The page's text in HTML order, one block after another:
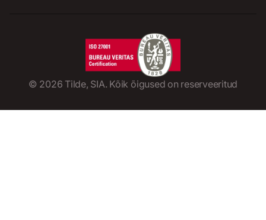
© 2026 Tilde, SIA. Kõik õigused on reserveeritud